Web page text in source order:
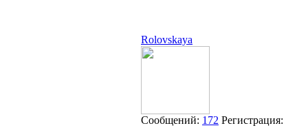
Rolovskaya
Сообщений: 172 Регистрация: